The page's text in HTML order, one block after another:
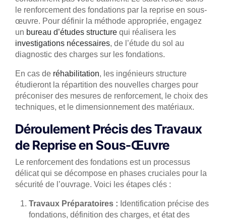
le renforcement des fondations par la reprise en sous-
œuvre. Pour définir la méthode appropriée, engagez
un bureau d’études structure qui réalisera les
investigations nécessaires, de l’étude du sol au
diagnostic des charges sur les fondations.
En cas de réhabilitation, les ingénieurs structure
étudieront la répartition des nouvelles charges pour
préconiser des mesures de renforcement, le choix des
techniques, et le dimensionnement des matériaux.
Déroulement Précis des Travaux
de Reprise en Sous-Œuvre
Le renforcement des fondations est un processus
délicat qui se décompose en phases cruciales pour la
sécurité de l’ouvrage. Voici les étapes clés :
Travaux Préparatoires : Identification précise des
fondations, définition des charges, et état des